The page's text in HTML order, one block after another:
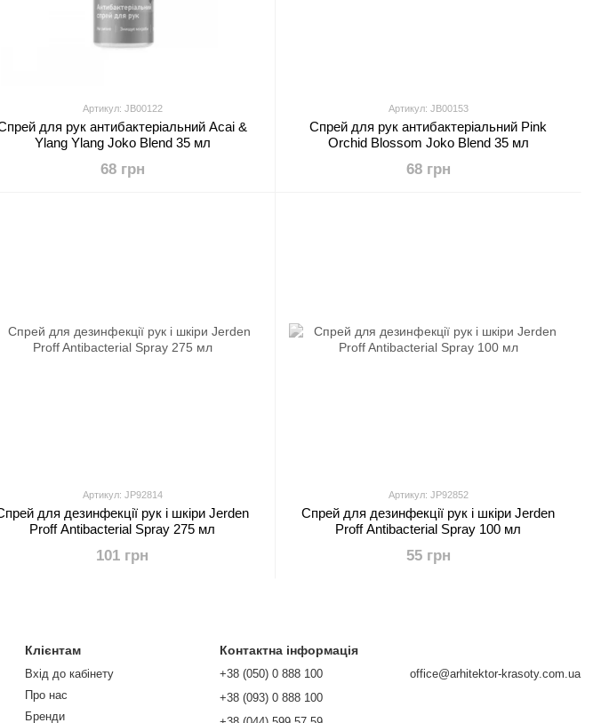
Артикул: JB00122
для рук антибактеріальний Acai &
Ylang Ylang Joko Blend 35 мл
68 грн
Артикул: JB00153
Спрей для рук антибактеріальний Pink
Orchid Blossom Joko Blend 35 мл
68 грн
Артикул: JP92814
для дезинфекції рук і шкіри Jerden
Proff Antibacterial Spray 275 мл
101 грн
Артикул: JP92852
Спрей для дезинфекції рук і шкіри Jerden
Proff Antibacterial Spray 100 мл
55 грн
Клієнтам
Вхід до кабінету
Про нас
Бренди
Контактна інформація
+38 (050) 0 888 100
+38 (093) 0 888 100
office@arhitektor-krasoty.com.ua